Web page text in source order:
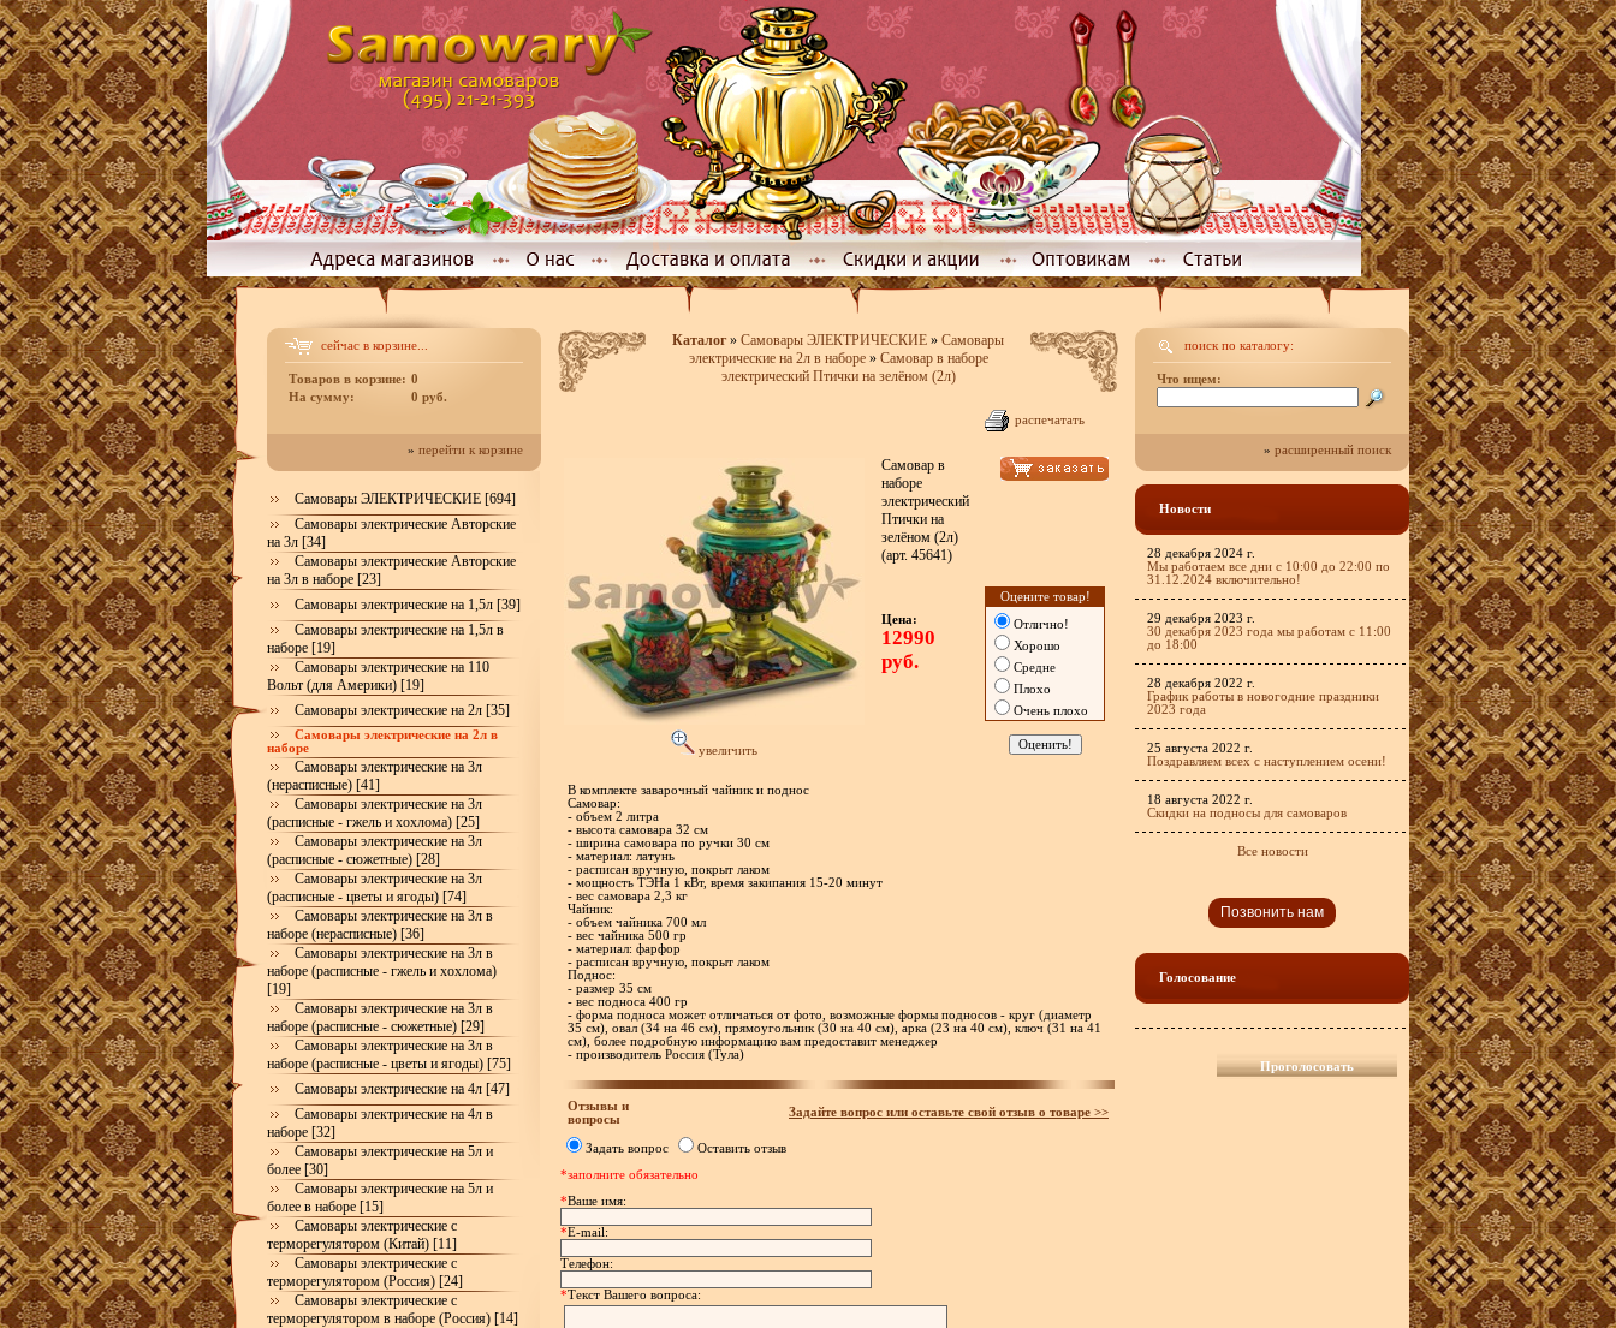
сейчас в корзине...
Товаров в корзине: 0
На сумму:
0 руб.
» перейти к корзине
Самовары ЭЛЕКТРИЧЕСКИЕ [694]
Самовары электрические Авторские
на 3л [34]
Самовары электрические Авторские
на 3л в наборе [23]
Самовары электрические на 1,5л [39]
Самовары электрические на 1,5л в
наборе [19]
Самовары электрические на 110
Вольт (для Америки) [19]
Самовары электрические на 2л [35]
Самовары электрические на 2л в
наборе
Самовары электрические на 3л
(нерасписные) [41]
Самовары электрические на 3л
(расписные - гжель и хохлома) [25]
Самовары электрические на 3л
(расписные - сюжетные) [28]
Самовары электрические на 3л
(расписные - цветы и ягоды) [74]
Самовары электрические на 3л в
наборе (нерасписные) [36]
Самовары электрические на 3л в
наборе (расписные - гжель и хохлома)
[19]
Самовары электрические на 3л в
наборе (расписные - сюжетные) [29]
Самовары электрические на 3л в
наборе (расписные - цветы и ягоды) [75]
Самовары электрические на 4л [47]
Самовары электрические на 4л в
наборе [32]
Самовары электрические на 5л и
более [30]
Самовары электрические на 5л и
более в наборе [15]
Самовары электрические с
терморегулятором (Китай) [11]
Самовары электрические с
терморегулятором (Россия) [24]
Самовары электрические с
терморегулятором в наборе (Россия) [14]
Каталог» Самовары ЭЛЕКТРИЧЕСКИЕ » Самовары
электрические на 2л в наборе» Самовар в наборе
электрический Птички на зелёном (2л)
распечатать
увеличить
Самовар в
наборе
электрический
Птички на
зелёном (2л)
(арт. 45641)
Цена:
12990
руб.
Оцените товар!
Отлично!
Хорошо
Средне
Плохо
Очень плохо
В комплекте заварочный чайник и поднос
Самовар:
- объем 2 литра
- высота самовара 32 см
- ширина самовара по ручки 30 см
- материал: латунь
- расписан вручную, покрыт лаком
- мощность ТЭНа 1 кВт, время закипания 15-20 минут
- вес самовара 2,3 кг
Чайник:
- объем чайника 700 мл
- вес чайника 500 гр
- материал: фарфор
- расписан вручную, покрыт лаком
Поднос:
- размер 35 см
- вес подноса 400 гр
- форма подноса может отличаться от фото, возможные формы подносов - круг (диаметр
35 см), овал (34 на 46 см), прямоугольник (30 на 40 см), арка (23 на 40 см), ключ (31 на 41
см), более подробную информацию вам предоставит менеджер
- производитель Россия (Тула)
Отзывы и
вопросы
Задайте вопрос или оставьте свой отзыв о товаре >>
Задать вопрос
Оставить отзыв
*заполните обязательно
*Ваше имя:
*E-mail:
Телефон:
*Текст Вашего вопроса:
поиск по каталогу:
Что ищем:
» расширенный поиск
Новости
28 декабря 2024 г.
Мы работаем все дни с 10:00 до 22:00 по
31.12.2024 включительно!
29 декабря 2023 г.
30 декабря 2023 года мы работам с 11:00
до 18:00
28 декабря 2022 г.
График работы в новогодние праздники
2023 года
25 августа 2022 г.
Поздравляем всех с наступлением осени!
18 августа 2022 г.
Скидки на подносы для самоваров
Все новости
Позвонить нам
Голосование